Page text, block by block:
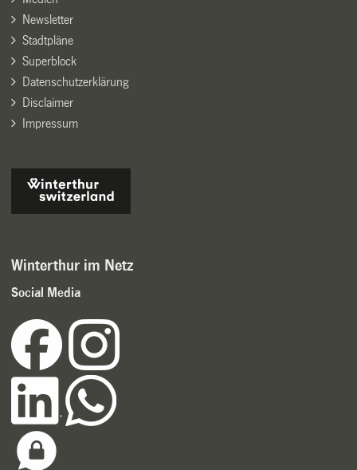
Newsletter
Stadtpläne
Superblock
Datenschutzerklärung
Disclaimer
Impressum
Winterthur im Netz
Social Media